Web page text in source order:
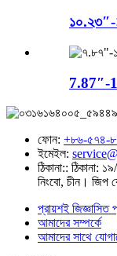
১০.২৩″-
7.87″-
ফোন: +৮৬-৫৭৪-
ইমেইল:
ঠিকানা:: ঠিকানা:
নিংবো, চীন।
প্রায়শই জিজ্ঞাসিত
আমাদের সম্পর্কে
আমাদের সাথে